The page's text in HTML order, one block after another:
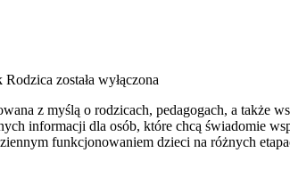
Rodzica została wyłączona
z myślą o rodzicach, pedagogach, a także
informacji dla osób, które chcą świadomie
funkcjonowaniem dzieci na różnych